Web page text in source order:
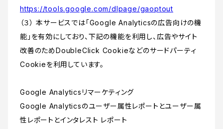
https://tools.google.com/dlpage/gaoptout
（３） 本サービスでは「Google Analyticsの広告向けの機
能」を有効にしており、下記の機能を利用し、広告やサイト
改善のためDoubleClick Cookieなどのサードパーティ
Cookieを利用しています。
Google Analyticsリマーケティング
Google Analyticsのユーザー属性レポートとユーザー属
性レポートとインタレスト レポート